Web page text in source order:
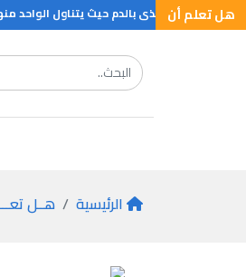
هل تعلم أن
الخفافيش تتغذى بالدم حيث يتناول الواحد
الرئيسية هــل